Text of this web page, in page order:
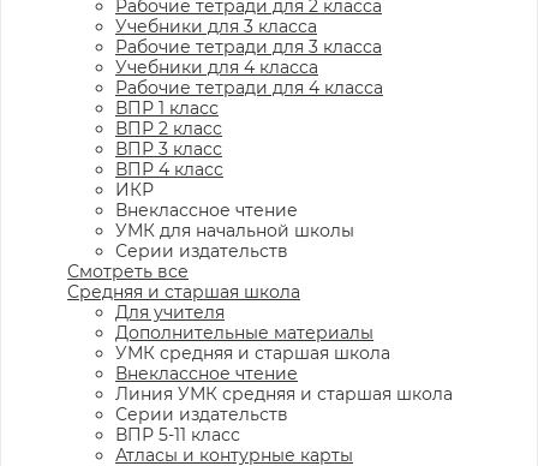
Рабочие тетради для 2 класса
Учебники для 3 класса
Рабочие тетради для 3 класса
Учебники для 4 класса
Рабочие тетради для 4 класса
ВПР 1 класс
ВПР 2 класс
ВПР 3 класс
ВПР 4 класс
ИКР
Внеклассное чтение
УМК для начальной школы
Серии издательств
Смотреть все
Средняя и старшая школа
Для учителя
Дополнительные материалы
УМК средняя и старшая школа
Внеклассное чтение
Линия УМК средняя и старшая школа
Серии издательств
ВПР 5-11 класс
Атласы и контурные карты